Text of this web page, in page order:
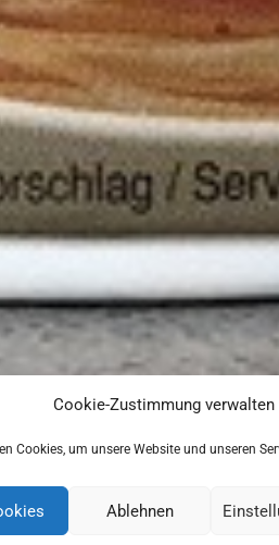
Cookie-Zustimmung verwalten
Cookies, um unsere Website und unseren
Ablehnen